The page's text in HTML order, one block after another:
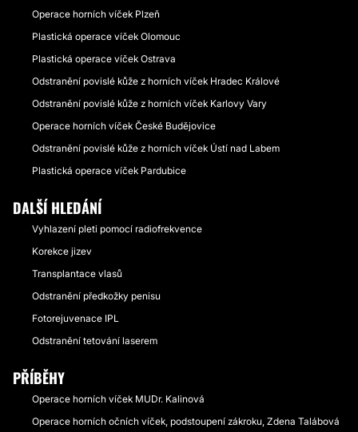
Operace horních víček Plzeň
Plastická operace víček Olomouc
Plastická operace víček Ostrava
Odstranění povislé kůže z horních víček Hradec Králové
Odstranění povislé kůže z horních víček Karlovy Vary
Operace horních víček České Budějovice
Odstranění povislé kůže z horních víček Ústí nad Labem
Plastická operace víček Pardubice
DALŠÍ HLEDÁNÍ
Vyhlazení pleti pomocí radiofrekvence
Korekce jizev
Transplantace vlasů
Odstranění předkožky penisu
Fotorejuvenace IPL
Odstranění tetování laserem
PŘÍBĚHY
Operace horních víček MUDr. Kalinová
Operace horních očních víček, podstoupení zákroku, Zdena Talábová